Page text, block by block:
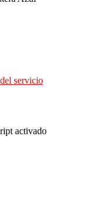
servicio
activado